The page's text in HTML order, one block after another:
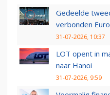
Gedeelde
verbonden
31-07-2026, 10:37
LOT opent in
naar Hanoi
31-07-2026, 9:59